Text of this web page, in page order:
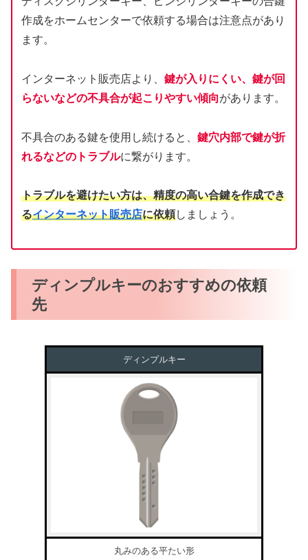
作成をホームセンターで依頼する場合は注意点があり
ます。
インターネット販売店より、 鍵が入りにくい、鍵が回
らないなどの不具合が起こりやすい傾向があります。
不具合のある鍵を使用し続けると、 鍵穴内部で鍵が折
れるなどのトラブルに繋がります。
トラブルを避けたい方は、精度の高い合鍵を作成でき
るインターネット販売店に依頼しましょう。
ディンプルキーのおすすめの依頼
先
ディンプルキー
丸みのある平たい形